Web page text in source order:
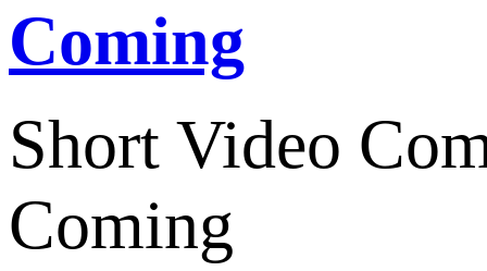
Coming
Short Video
Coming